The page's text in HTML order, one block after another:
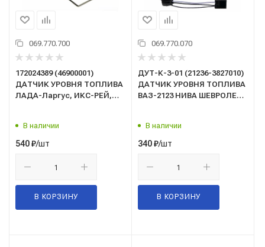
069.770.700
172024389 (46900001)
ДАТЧИК УРОВНЯ ТОПЛИВА
ЛАДА-Ларгус, ИКС-РЕЙ,
В наличии
540₽/шт
В КОРЗИНУ
069.770.070
ДУТ-К-3-01 (21236-3827010)
ДАТЧИК УРОВНЯ ТОПЛИВА
ВАЗ-2123 НИВА ШЕВРОЛЕТ
В наличии
340₽/шт
В КОРЗИНУ